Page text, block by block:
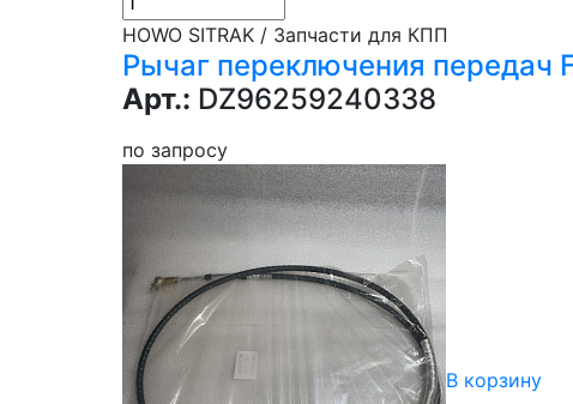
HOWO SITRAK / Запчасти для КПП
Рычаг переключения передач
Арт.: DZ96259240338
по запросу
В корзину